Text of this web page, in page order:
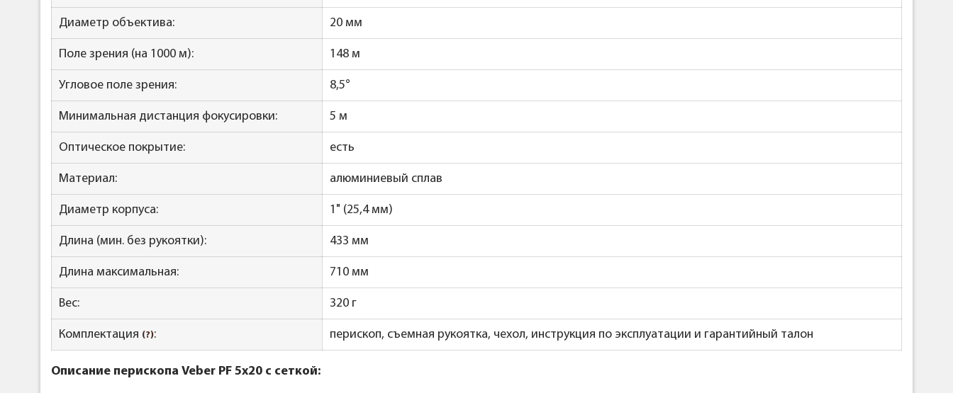
Диаметр объектива: 20 мм
Поле зрения (на 1000 м): 148 м
Угловое поле зрения: 8,5°
Минимальная дистанция фокусировки: 5 м
Оптическое покрытие: есть
Материал: алюминиевый сплав
Диаметр корпуса: 1" (25,4 мм)
Длина (мин. без рукоятки): 433 мм
Длина максимальная: 710 мм
Вес: 320 г
Комплектация (?): перископ, съемная рукоятка, чехол, инструкция по эксплуатации и гарантийный талон
Описание перископа Veber PF 5x20 с сеткой: